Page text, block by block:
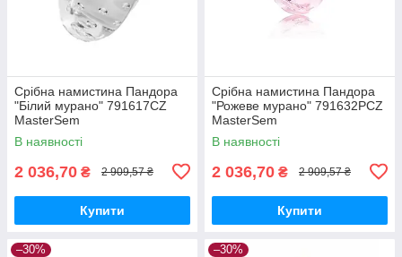
Срібна намистина Пандора
"Білий мурано" 791617CZ
MasterSem
В наявності
2 036,70 ₴ 2 909,57 ₴
Купити
Срібна намистина Пандора
"Рожеве мурано" 791632PCZ
MasterSem
В наявності
2 036,70 ₴ 2 909,57 ₴
Купити
–30% –30%